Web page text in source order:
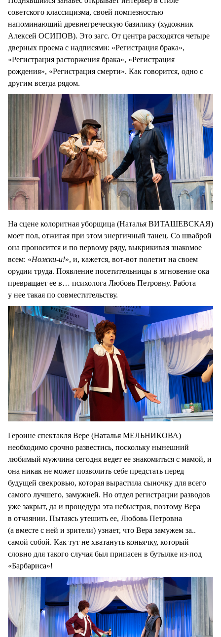
советского классицизма, своей помпезностью
напоминающий древнегреческую базилику (художник
Алексей ОСИПОВ). Это загс. От центра расходятся четыре
дверных проема с надписями: «Регистрация брака»,
«Регистрация расторжения брака», «Регистрация
рождения», «Регистрация смерти». Как говорится, одно с
другим всегда рядом.
На сцене колоритная уборщица (Наталья ВИТАШЕВСКАЯ)
моет пол, отжигая при этом энергичный танец. Со шваброй
она проносится и по первому ряду, выкрикивая знакомое
всем: «Ножки-и!», и, кажется, вот-вот полетит на своем
орудии труда. Появление посетительницы в мгновение ока
превращает ее в… психолога Любовь Петровну. Работа
у нее такая по совместительству.
Героине спектакля Вере (Наталья МЕЛЬНИКОВА)
необходимо срочно развестись, поскольку нынешний
любимый мужчина сегодня ведет ее знакомиться с мамой, и
она никак не может позволить себе предстать перед
будущей свекровью, которая вырастила сыночку для всего
самого лучшего, замужней. Но отдел регистрации разводов
уже закрыт, да и процедура эта небыстрая, поэтому Вера
в отчаянии. Пытаясь утешить ее, Любовь Петровна
(а вместе с ней и зрители) узнает, что Вера замужем за..
самой собой. Как тут не хватануть коньячку, который
словно для такого случая был припасен в бутылке из-под
«Барбариса»!